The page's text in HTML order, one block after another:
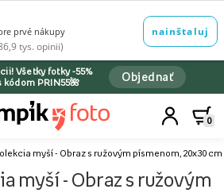
Všetky fotky -55%
kódom PRIN55🌺
Objednať
0
myší - Obraz s ružovým písmenom, 20x30 cm
myší - Obraz s ružovým